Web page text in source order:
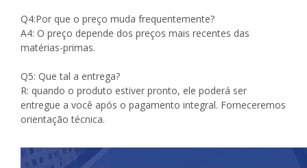
Q4:Por que o preço muda frequentemente?
A4: O preço depende dos preços mais recentes das
matérias-primas.
Q5: Que tal a entrega?
R: quando o produto estiver pronto, ele poderá ser
entregue a você após o pagamento integral. Forneceremos
orientação técnica.